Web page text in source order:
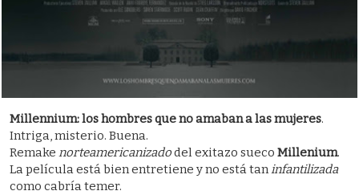
Millennium: los hombres que no amaban a las mujeres.
Intriga, misterio. Buena.
Remake norteamericanizadodel exitazo sueco Millenium.
La película está bien entretiene y no está taninfantilizada
como cabría temer.